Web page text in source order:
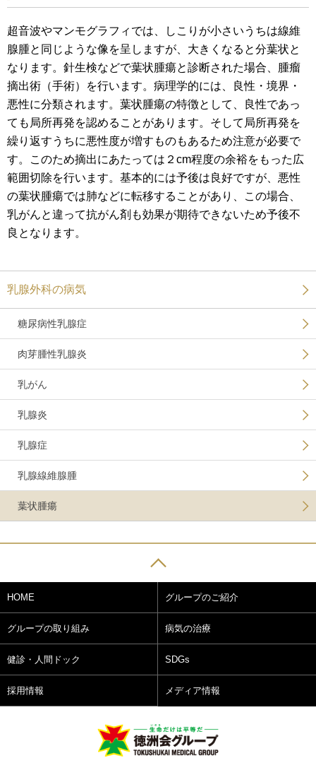
超音波やマンモグラフィでは、しこりが小さいうちは線維
腺腫と同じような像を呈しますが、大きくなると分葉状と
なります。針生検などで葉状腫瘍と診断された場合、腫瘤
摘出術（手術）を行います。病理学的には、良性・境界・
悪性に分類されます。葉状腫瘍の特徴として、良性であっ
ても局所再発を認めることがあります。そして局所再発を
繰り返すうちに悪性度が増すものもあるため注意が必要で
す。このため摘出にあたっては２cm程度の余裕をもった広
範囲切除を行います。基本的には予後は良好ですが、悪性
の葉状腫瘍では肺などに転移することがあり、この場合、
乳がんと違って抗がん剤も効果が期待できないため予後不
良となります。
乳腺外科の病気
糖尿病性乳腺症
肉芽腫性乳腺炎
乳がん
乳腺炎
乳腺症
乳腺線維腺腫
葉状腫瘍
HOME グループのご紹介
グループの取り組み 病気の治療
健診・人間ドック SDGs
採用情報 メディア情報